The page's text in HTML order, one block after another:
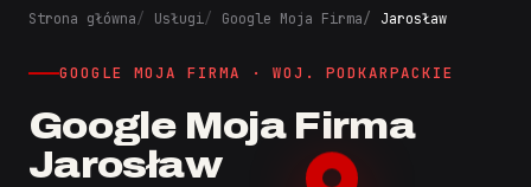
Strona główna Usługi Google Moja Firma Jarosław
GOOGLE MOJA FIRMA · WOJ. PODKARPACKIE
Google Moja Firma
Jarosław